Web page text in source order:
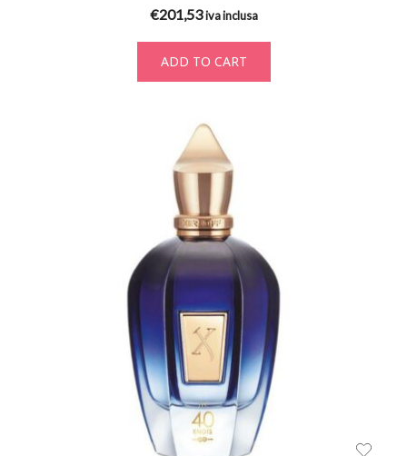
€201,53 iva inclusa
ADD TO CART